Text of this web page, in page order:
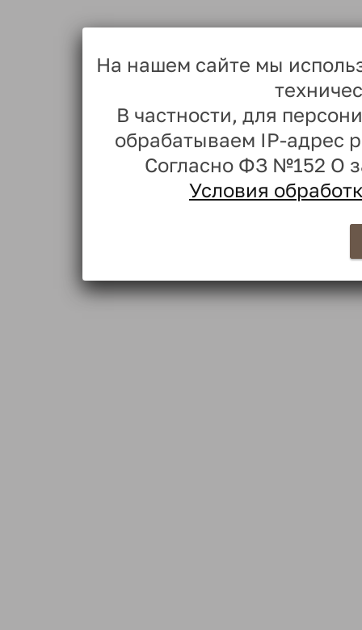
На нашем сайте мы
В частности, для
обрабатываем IP-адрес
Согласно ФЗ №152 О
Условия